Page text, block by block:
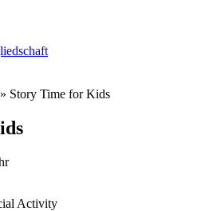
» Story Time for Kids
Activity